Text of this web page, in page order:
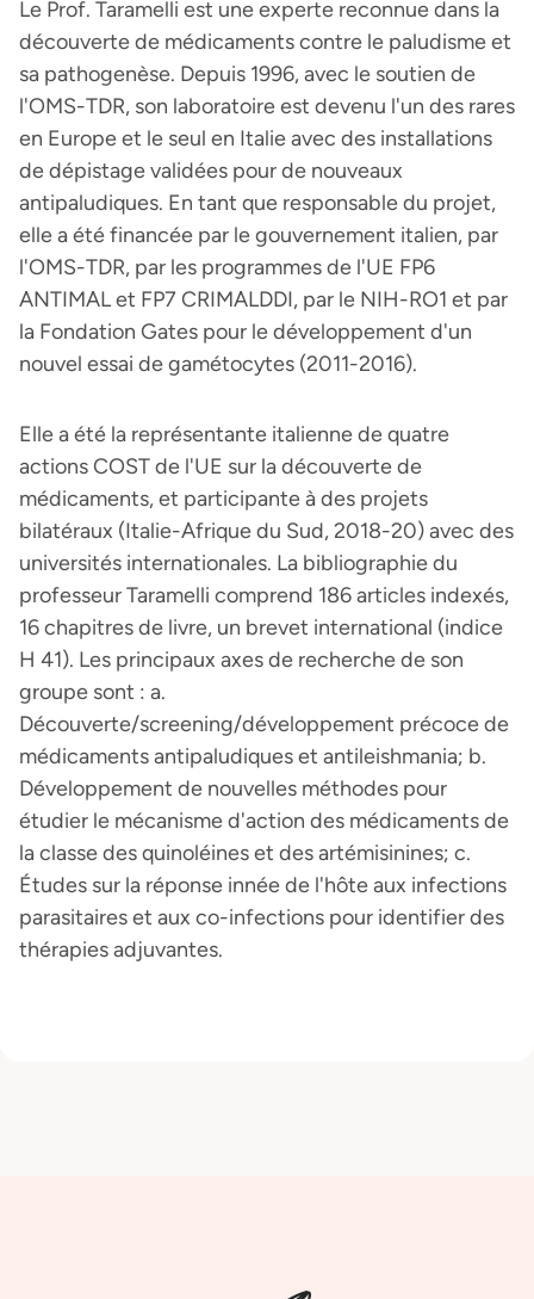
Le Prof. Taramelli est une experte reconnue dans la
découverte de médicaments contre le paludisme et
sa pathogenèse. Depuis 1996, avec le soutien de
l'OMS-TDR, son laboratoire est devenu l'un des rares
en Europe et le seul en Italie avec des installations
de dépistage validées pour de nouveaux
antipaludiques. En tant que responsable du projet,
elle a été financée par le gouvernement italien, par
l'OMS-TDR, par les programmes de l'UE FP6
ANTIMAL et FP7 CRIMALDDI, par le NIH-RO1 et par
la Fondation Gates pour le développement d'un
nouvel essai de gamétocytes (2011-2016).
Elle a été la représentante italienne de quatre
actions COST de l'UE sur la découverte de
médicaments, et participante à des projets
bilatéraux (Italie-Afrique du Sud, 2018-20) avec des
universités internationales. La bibliographie du
professeur Taramelli comprend 186 articles indexés,
16 chapitres de livre, un brevet international (indice
H 41). Les principaux axes de recherche de son
groupe sont : a.
Découverte/screening/développement précoce de
médicaments antipaludiques et antileishmania; b.
Développement de nouvelles méthodes pour
étudier le mécanisme d'action des médicaments de
la classe des quinoléines et des artémisinines; c.
Études sur la réponse innée de l'hôte aux infections
parasitaires et aux co-infections pour identifier des
thérapies adjuvantes.